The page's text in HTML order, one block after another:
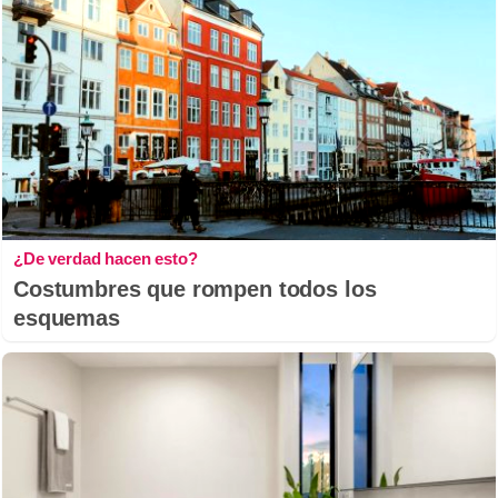
¿De verdad hacen esto?
Costumbres que rompen todos los
esquemas